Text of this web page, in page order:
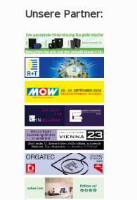
Unsere Partner: